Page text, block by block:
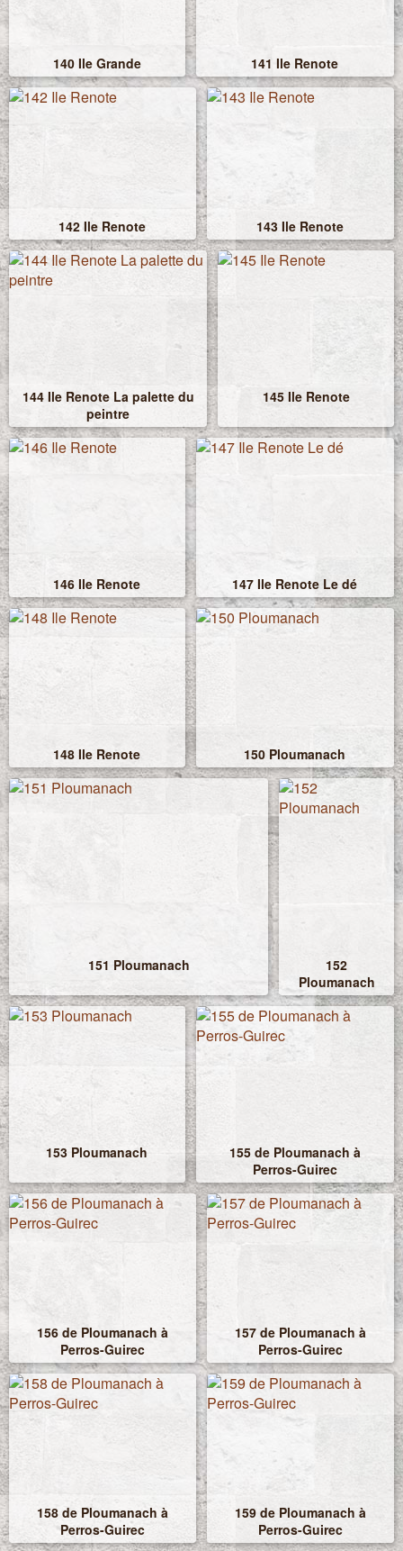
140 Ile Grande 141 Ile Renote
142 Ile Renote 143 Ile Renote
144 Ile Renote La palette du
peintre
145 Ile Renote
146 Ile Renote 147 Ile Renote Le dé
148 Ile Renote 150 Ploumanach
151 Ploumanach
152
Ploumanach
153 Ploumanach
155 de Ploumanach à
Perros-Guirec
156 de Ploumanach à
Perros-Guirec
157 de Ploumanach à
Perros-Guirec
158 de Ploumanach à
Perros-Guirec
159 de Ploumanach à
Perros-Guirec